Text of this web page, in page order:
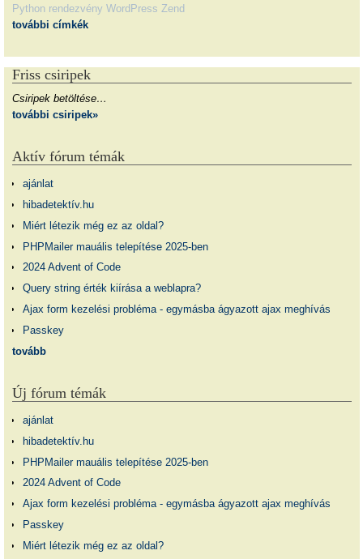
Python rendezvény WordPress Zend
további címkék
Friss csiripek
Csiripek betöltése…
további csiripek»
Aktív fórum témák
ajánlat
hibadetektív.hu
Miért létezik még ez az oldal?
PHPMailer mauális telepítése 2025-ben
2024 Advent of Code
Query string érték kiírása a weblapra?
Ajax form kezelési probléma - egymásba ágyazott ajax meghívás
Passkey
tovább
Új fórum témák
ajánlat
hibadetektív.hu
PHPMailer mauális telepítése 2025-ben
2024 Advent of Code
Ajax form kezelési probléma - egymásba ágyazott ajax meghívás
Passkey
Miért létezik még ez az oldal?